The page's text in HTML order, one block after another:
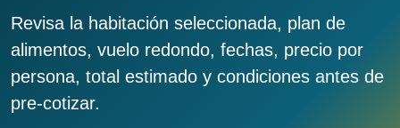
Revisa la habitación seleccionada, plan de
alimentos, vuelo redondo, fechas, precio por
persona, total estimado y condiciones antes de
pre-cotizar.